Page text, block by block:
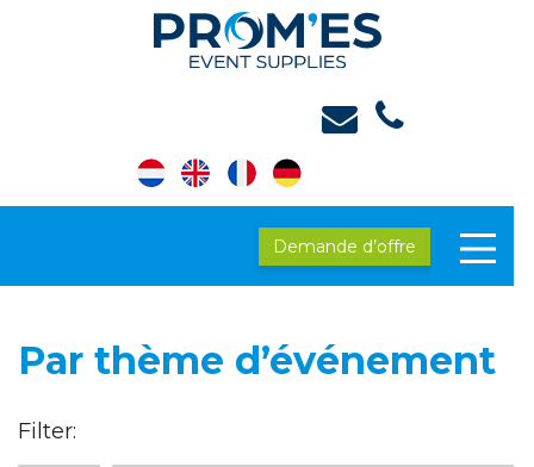
Demande d’offre
Par thème d’événement
Filter: